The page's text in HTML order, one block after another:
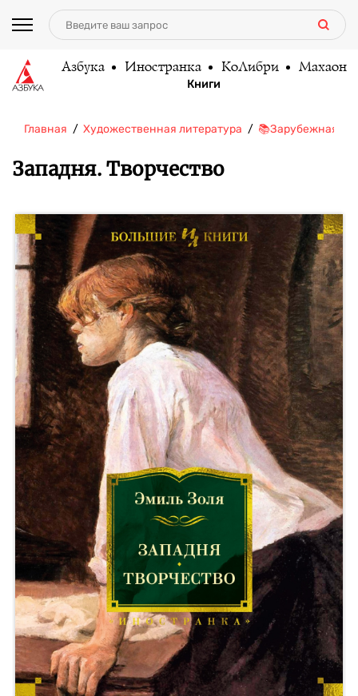
Азбука Иностранка КоЛибри Махаон
Книги
Главная Художественная литература 📚Зарубежная
Западня. Творчество